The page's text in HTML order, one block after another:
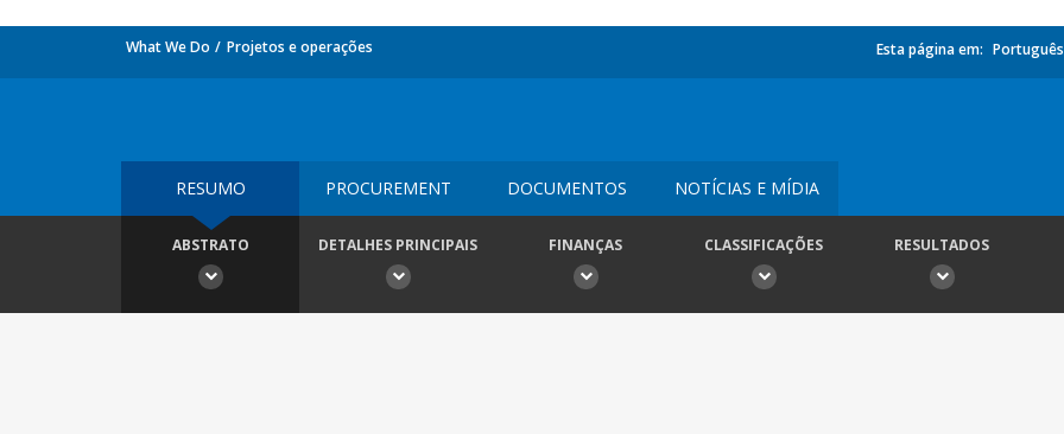
What We Do Projetos e operações Esta página em: Português
RESUMO PROCUREMENT DOCUMENTOS NOTÍCIAS E MÍDIA
ABSTRATO DETALHES PRINCIPAIS FINANÇAS CLASSIFICAÇÕES RESULTADOS